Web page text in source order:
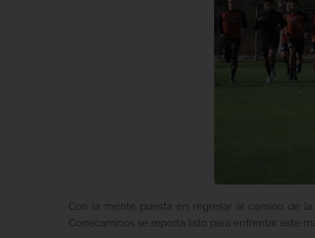
Con la mente puesta en regresar al camino de
Correcaminos se reporta listo para enfrentar este